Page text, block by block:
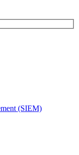
(SIEM)